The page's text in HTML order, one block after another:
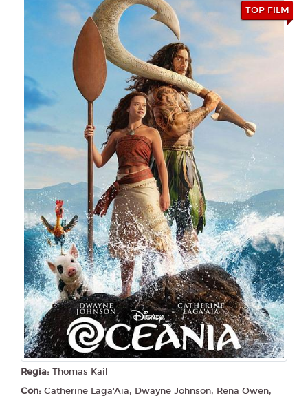
21:30
TOP FILM
Lunedì 10/08/2026
Space City
18:30
19:15
TERRA
20:30
LUNA
SOLE
22:00
TERRA
Martedì 11/08/2026
Space City
18:30
SOLE
TOP FILM
19:15
TERRA
TOP FILM
21:15
SOLE
TOP FILM
22:00
TERRA
TOP FILM
Mercoledì 12/08/2026
Space City
18:30
19:15
20:45
TOP FILM
Regia: Thomas Kail
Con: Catherine Laga‘Aia, Dwayne Johnson, Rena Owen,